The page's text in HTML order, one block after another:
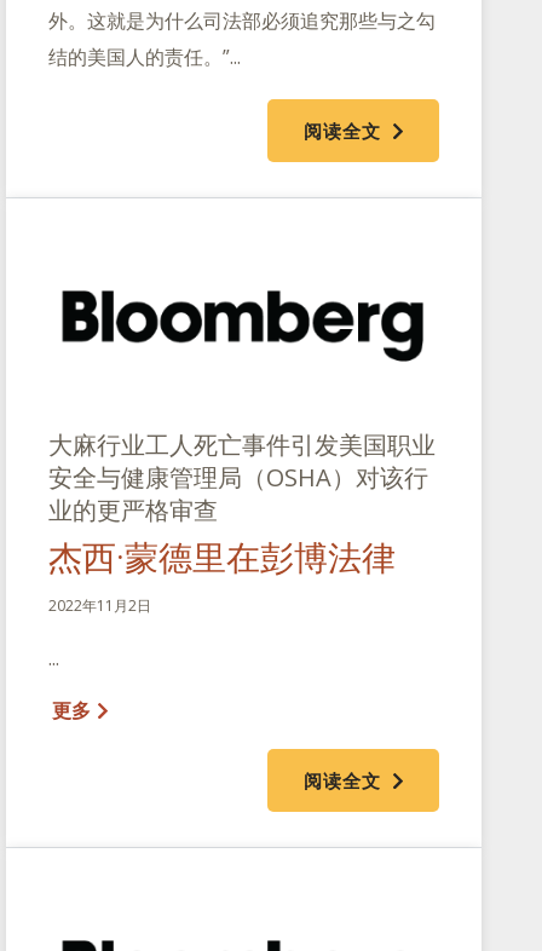
外。这就是为什么司法部必须追究那些与之勾
结的美国人的责任。”...
阅读全文
大麻行业工人死亡事件引发美国职业
安全与健康管理局（OSHA）对该行
业的更严格审查
杰西·蒙德里在彭博法律
2022年11月2日
...
更多
阅读全文